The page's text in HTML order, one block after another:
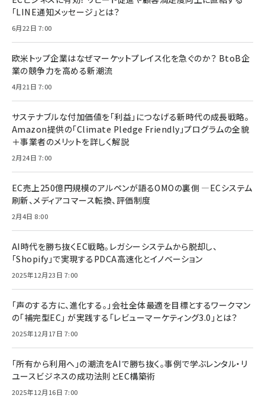
「LINE通知メッセージ」とは？
6月22日 7:00
欧米トップ企業はなぜマーケットプレイス化を急ぐのか？ BtoB企
業の競争力を高める新潮流
4月21日 7:00
サステナブルな付加価値を「利益」につなげる新時代の成長戦略。
Amazon提供の「Climate Pledge Friendly」プログラムの全貌
＋事業者のメリットを詳しく解説
2月24日 7:00
EC売上250億円規模のアルペンが語るOMOの裏側 ―ECシステム
刷新、メディアコマース転換、評価制度
2月4日 8:00
AI時代を勝ち抜くEC戦略。レガシーシステムから脱却し、
「Shopify」で実現するPDCA高速化とイノベーション
2025年12月23日 7:00
「声のする方に、進化する。」会社全体最適を目標とするワークマン
の「補完型EC」 が実践する「レビューマーケティング3.0」とは？
2025年12月17日 7:00
「所有から利用へ」の潮流をAIで勝ち抜く。事例で学ぶレンタル・リ
ユースビジネスの成功法則とEC構築術
2025年12月16日 7:00